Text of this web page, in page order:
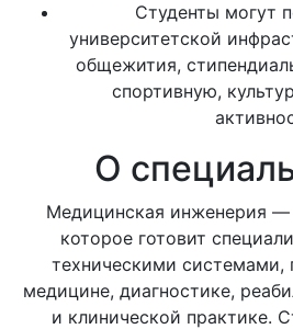
Студенты могут
университетской
общежития,
спортивную,
О
Медицинская инженерия —
которое готовит
техническими
медицине, диагностике,
и клинической практике.